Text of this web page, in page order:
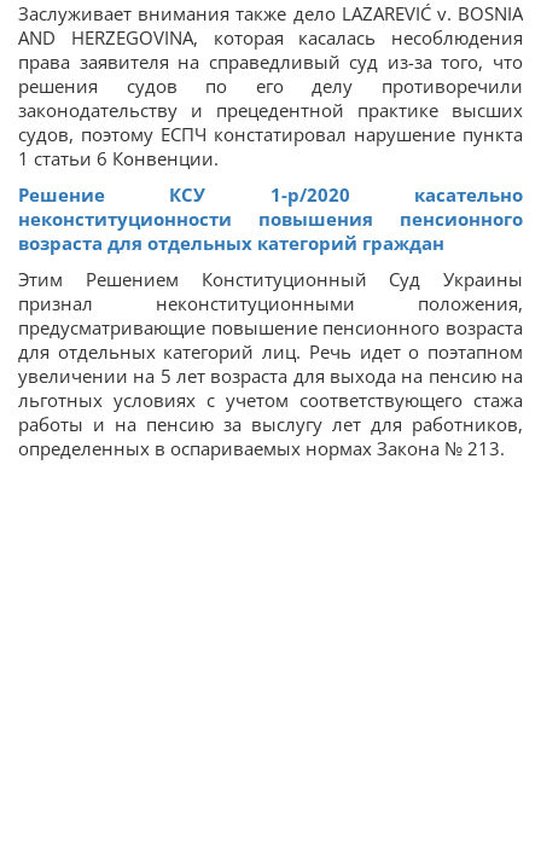
Заслуживает внимания также дело LAZAREVIĆ v. BOSNIA
AND HERZEGOVINA, которая касалась несоблюдения
права заявителя на справедливый суд из-за того, что
решения судов по его делу противоречили
законодательству и прецедентной практике высших
судов, поэтому ЕСПЧ констатировал нарушение пункта
1 статьи 6 Конвенции.
Решение КСУ 1-р/2020 касательно
неконституционности повышения пенсионного
возраста для отдельных категорий граждан
Этим Решением Конституционный Суд Украины
признал неконституционными положения,
предусматривающие повышение пенсионного возраста
для отдельных категорий лиц. Речь идет о поэтапном
увеличении на 5 лет возраста для выхода на пенсию на
льготных условиях с учетом соответствующего стажа
работы и на пенсию за выслугу лет для работников,
определенных в оспариваемых нормах Закона № 213.